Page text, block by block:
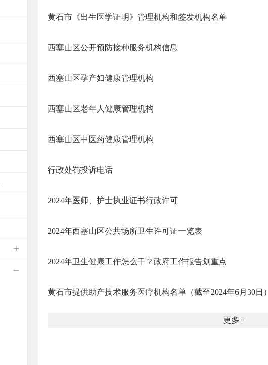
黄石市《出生医学证明》管理机构和签发机构名单
西塞山区公开预防接种服务机构信息
西塞山区孕产妇健康管理机构
西塞山区老年人健康管理机构
西塞山区中医药健康管理机构
行政处罚投诉电话
2024年医师、护士执业证书行政许可
2024年西塞山区公共场所卫生许可证一览表
2024年卫生健康工作怎么干？政府工作报告划重点
黄石市提供助产技术服务医疗机构名单（截至2024年6月30日）
更多